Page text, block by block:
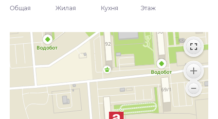
Общая Жилая Кухня Этаж